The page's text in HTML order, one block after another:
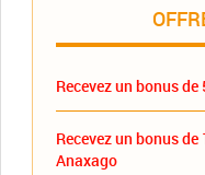
Recevez un bonus
Recevez un bonus
Anaxago